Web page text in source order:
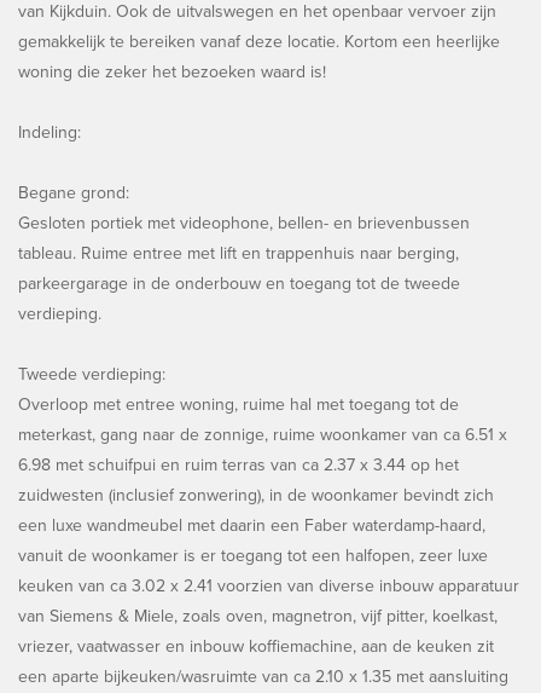
van Kijkduin. Ook de uitvalswegen en het openbaar vervoer zijn
gemakkelijk te bereiken vanaf deze locatie. Kortom een heerlijke
woning die zeker het bezoeken waard is!
Indeling:
Begane grond:
Gesloten portiek met videophone, bellen- en brievenbussen
tableau. Ruime entree met lift en trappenhuis naar berging,
parkeergarage in de onderbouw en toegang tot de tweede
verdieping.
Tweede verdieping:
Overloop met entree woning, ruime hal met toegang tot de
meterkast, gang naar de zonnige, ruime woonkamer van ca 6.51 x
6.98 met schuifpui en ruim terras van ca 2.37 x 3.44 op het
zuidwesten (inclusief zonwering), in de woonkamer bevindt zich
een luxe wandmeubel met daarin een Faber waterdamp-haard,
vanuit de woonkamer is er toegang tot een halfopen, zeer luxe
keuken van ca 3.02 x 2.41 voorzien van diverse inbouw apparatuur
van Siemens & Miele, zoals oven, magnetron, vijf pitter, koelkast,
vriezer, vaatwasser en inbouw koffiemachine, aan de keuken zit
een aparte bijkeuken/wasruimte van ca 2.10 x 1.35 met aansluiting